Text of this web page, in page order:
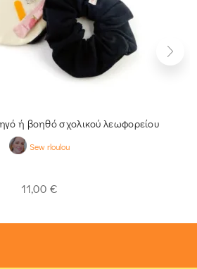
ή βοηθό σχολικού λεωφορείου
Sew rloulou
11,00 €